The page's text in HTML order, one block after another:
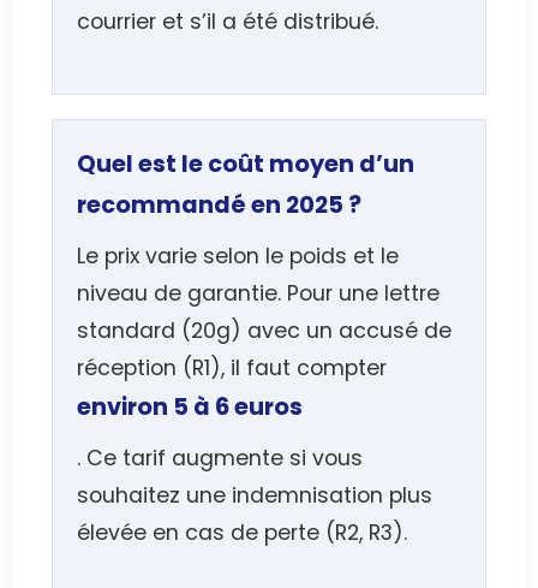
courrier et s’il a été distribué.
Quel est le coût moyen d’un
recommandé en 2025 ?
Le prix varie selon le poids et le
niveau de garantie. Pour une lettre
standard (20g) avec un accusé de
réception (R1), il faut compter
environ 5 à 6 euros
. Ce tarif augmente si vous
souhaitez une indemnisation plus
élevée en cas de perte (R2, R3).